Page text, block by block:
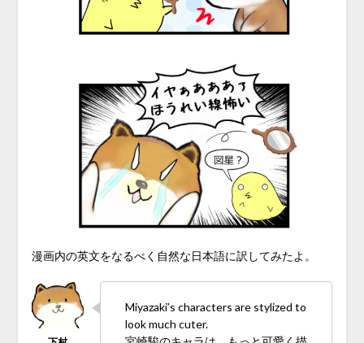
漫画内の英文をなるべく自然な日本語に訳してみたよ。
Miyazaki’s characters are stylized to
look much cuter.